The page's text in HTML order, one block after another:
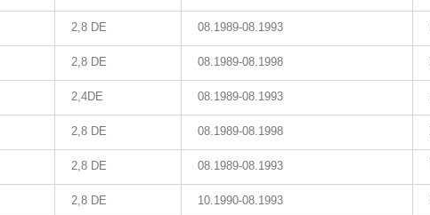
2,8 DE 08.1989-08.1993
2,8 DE 08.1989-08.1998
2,4DE 08.1989-08.1993
2,8 DE 08.1989-08.1998
2,8 DE 08.1989-08.1993
2,8 DE 10.1990-08.1993